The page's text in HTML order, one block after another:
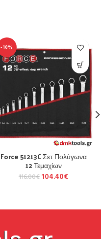
-10%
Force 51213C Σετ Πολύγωνα
12 Τεμαχίων
116.00€104.40€